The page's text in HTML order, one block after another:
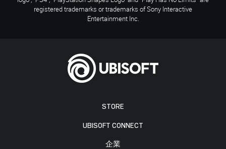
STORE
UBISOFT CONNECT
企業
registered trademarks or trademarks of Sony Interactive
Entertainment Inc.